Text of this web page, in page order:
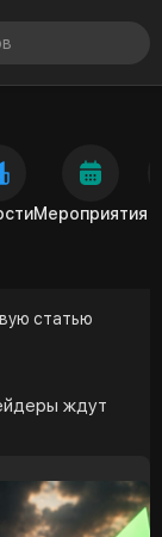
Мероприятия
статью
ждут